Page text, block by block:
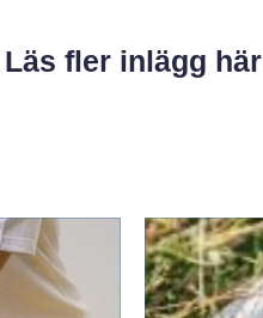
Läs fler inlägg här